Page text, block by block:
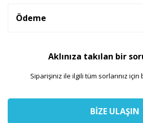
Ödeme
Aklınıza takılan bir
Siparişiniz ile ilgili tüm sorlarınız
BİZE ULAŞIN